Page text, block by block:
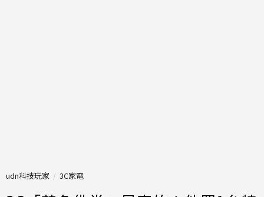
udn科技玩家 3C家電